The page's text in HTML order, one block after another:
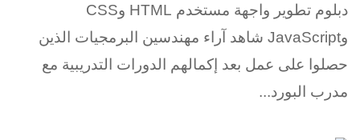
دبلوم تطوير واجهة مستخدم HTML وCSS
وJavaScript شاهد آراء مهندسين البرمجيات الذين
حصلوا على عمل بعد إكمالهم الدورات التدريبية مع
مدرب البورد...